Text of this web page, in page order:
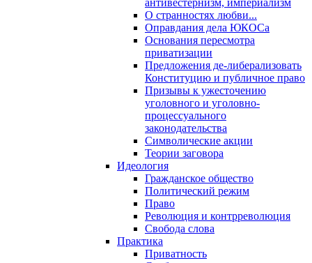
антивестернизм, империализм
О странностях любви...
Оправдания дела ЮКОСа
Основания пересмотра
приватизации
Предложения де-либерализовать
Конституцию и публичное право
Призывы к ужесточению
уголовного и уголовно-
процессуального
законодательства
Символические акции
Теории заговора
Идеология
Гражданское общество
Политический режим
Право
Революция и контрреволюция
Свобода слова
Практика
Приватность